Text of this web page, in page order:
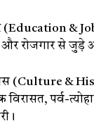
(Education &
रोजगार से जुड़े
(Culture &
विरासत, पर्व-